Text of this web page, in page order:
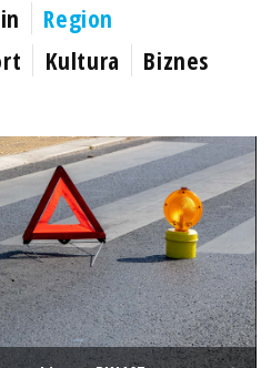
Region
Kultura
Biznes